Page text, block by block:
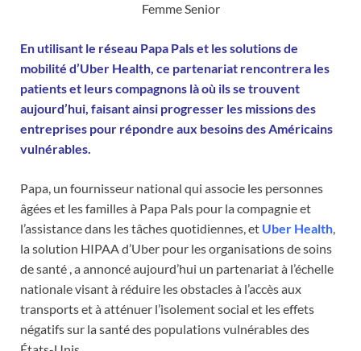
Femme Senior
En utilisant le réseau Papa Pals et les solutions de
mobilité d’Uber Health, ce partenariat rencontrera les
patients et leurs compagnons là où ils se trouvent
aujourd’hui, faisant ainsi progresser les missions des
entreprises pour répondre aux besoins des Américains
vulnérables.
Papa, un fournisseur national qui associe les personnes
âgées et les familles à Papa Pals pour la compagnie et
l’assistance dans les tâches quotidiennes, et Uber Health,
la solution HIPAA d’Uber pour les organisations de soins
de santé , a annoncé aujourd’hui un partenariat à l’échelle
nationale visant à réduire les obstacles à l’accès aux
transports et à atténuer l’isolement social et les effets
négatifs sur la santé des populations vulnérables des